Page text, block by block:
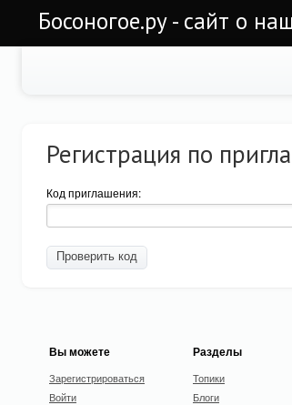
Босоногое.ру - сайт о
Регистрация по
Код приглашения:
Вы можете
Зарегистрироваться
Войти
Разделы
Топики
Блоги